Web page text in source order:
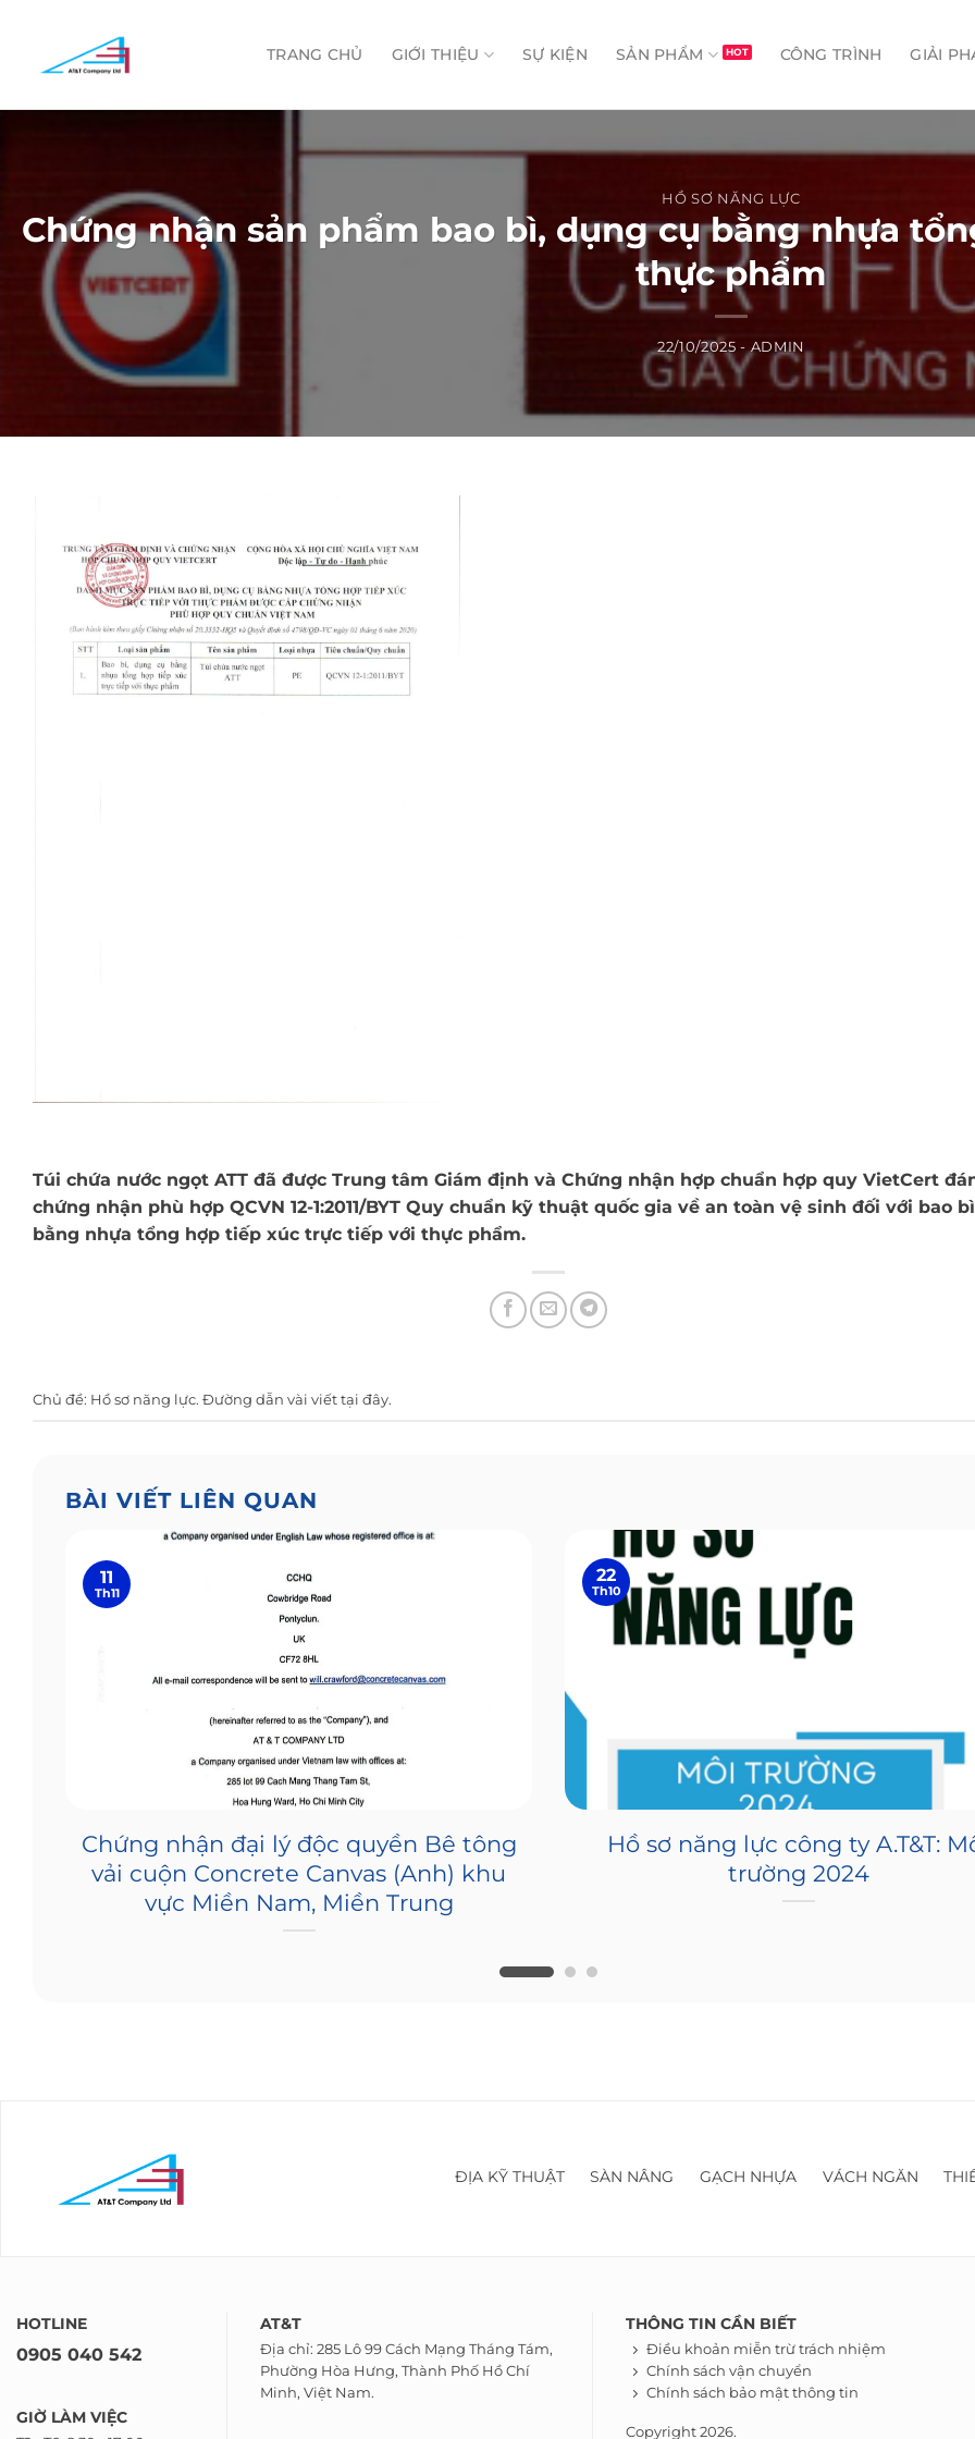
content
TRANG CHỦ GIỚI THIỆU SỰ KIỆN SẢN PHẨM CÔNG TRÌNH GIẢI
HỒ SƠ NĂNG LỰC
Chứng nhận sản phẩm bao bì, dụng cụ bằng nhựa
thực phẩm
22/10/2025 - ADMIN
Túi chứa nước ngọt ATT đã được Trung tâm Giám định và Chứng nhận hợp chuẩn hợp quy VietCert
chứng nhận phù hợp QCVN 12-1:2011/BYT Quy chuẩn kỹ thuật quốc gia về an toàn vệ sinh đối với bao
bằng nhựa tổng hợp tiếp xúc trực tiếp với thực phẩm.
Chủ đề: Hồ sơ năng lực. Đường dẫn vài viết tại đây.
BÀI VIẾT LIÊN QUAN
Chứng nhận đại lý độc quyền Bê tông
vải cuộn Concrete Canvas (Anh) khu
vực Miền Nam, Miền Trung
11
Th11
Hồ sơ năng lực công ty A.T&T:
trường 2024
22
Th10
ĐỊA KỸ THUẬT SÀN NÂNG GẠCH NHỰA VÁCH NGĂN
HOTLINE
0905 040 542
GIỜ LÀM VIỆC
AT&T
Địa chỉ: 285 Lô 99 Cách Mạng Tháng Tám,
Phường Hòa Hưng, Thành Phố Hồ Chí
Minh, Việt Nam.
THÔNG TIN CẦN BIẾT
Điều khoản miễn trừ trách nhiệm
Chính sách vận chuyển
Chính sách bảo mật thông tin
Copyright 2026.